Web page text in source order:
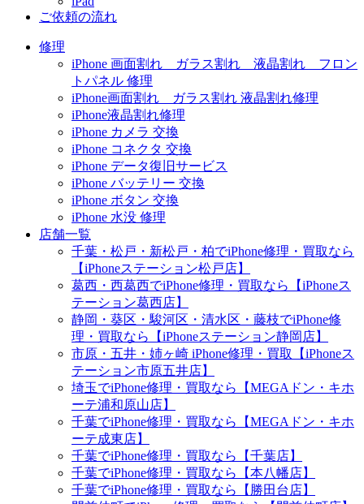
ご依頼の流れ
修理
iPhone 画面割れ ガラス割れ 液晶割れ フロン
トパネル 修理
iPhone画面割れ ガラス割れ 液晶割れ修理
iPhone液晶割れ修理
iPhone カメラ 交換
iPhone コネクタ 交換
iPhone データ復旧サービス
iPhone バッテリー 交換
iPhone ボタン 交換
iPhone 水没 修理
店舗一覧
千葉・松戸・新松戸・柏でiPhone修理・買取なら
【iPhoneステーション松戸店】
葛西・西葛西でiPhone修理・買取なら【iPhoneス
テーション葛西店】
静岡・葵区・駿河区・清水区・藤枝でiPhone修
理・買取なら【iPhoneステーション静岡店】
市原・五井・姉ヶ崎 iPhone修理・買取【iPhoneス
テーション市原五井店】
埼玉でiPhone修理・買取なら【MEGAドン・キホ
ーテ浦和原山店】
千葉でiPhone修理・買取なら【MEGAドン・キホ
ーテ成東店】
千葉でiPhone修理・買取なら【千葉店】
千葉でiPhone修理・買取なら【本八幡店】
千葉でiPhone修理・買取なら【勝田台店】